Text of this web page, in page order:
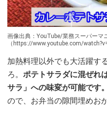
画像出典：YouTube/業務スーパーマ
（https://www.youtube.com/
加熱料理以外でも大活躍す
ろ。 ポテトサラダに混ぜれ
サラ」への味変が可能です。
ので、お弁当の隙間埋めお